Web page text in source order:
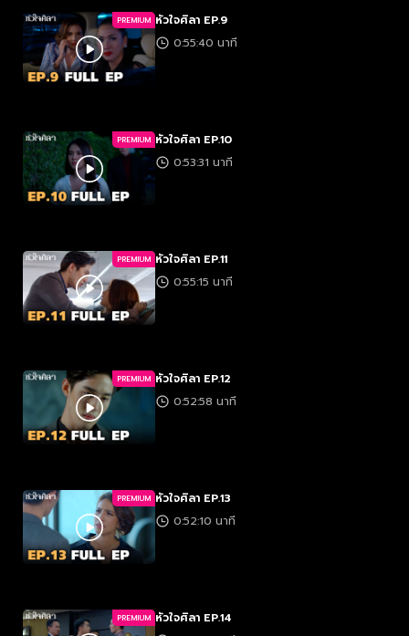
PREMIUM หัวใจศิลา EP.9
0:55:40 นาที
PREMIUM หัวใจศิลา EP.10
0:53:31 นาที
PREMIUM หัวใจศิลา EP.11
0:55:15 นาที
PREMIUM หัวใจศิลา EP.12
0:52:58 นาที
PREMIUM หัวใจศิลา EP.13
0:52:10 นาที
PREMIUM หัวใจศิลา EP.14